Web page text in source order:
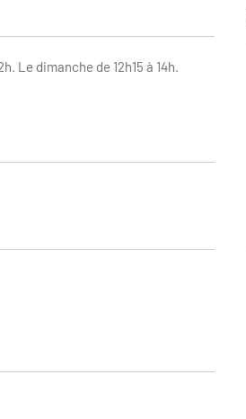
Le dimanche de 12h15 à 14h.